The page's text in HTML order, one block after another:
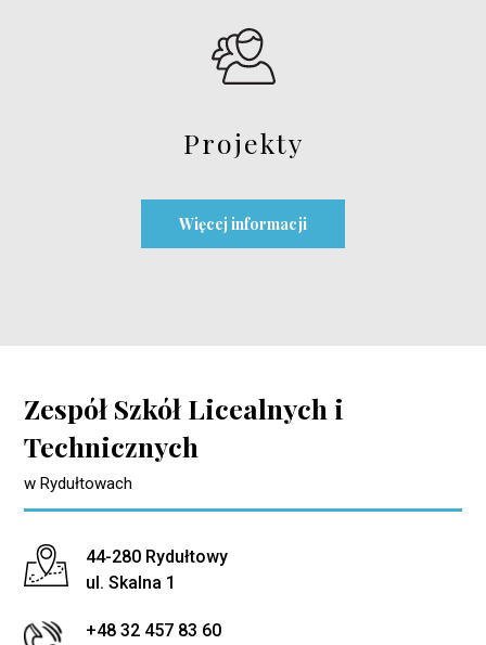
Projekty
Więcej informacji
Zespół Szkół Licealnych i
Technicznych
w Rydułtowach
Adres pocztowy:
44-280 Rydułtowy
ul. Skalna 1
+48 32 457 83 60